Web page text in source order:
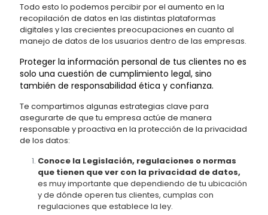
Todo esto lo podemos percibir por el aumento en la
recopilación de datos en las distintas plataformas
digitales y las crecientes preocupaciones en cuanto al
manejo de datos de los usuarios dentro de las empresas.
Proteger la información personal de tus clientes no es
solo una cuestión de cumplimiento legal, sino
también de responsabilidad ética y confianza.
Te compartimos algunas estrategias clave para
asegurarte de que tu empresa actúe de manera
responsable y proactiva en la protección de la privacidad
de los datos:
Conoce la Legislación, regulaciones o normas
que tienen que ver con la privacidad de datos,
es muy importante que dependiendo de tu ubicación
y de dónde operen tus clientes, cumplas con
regulaciones que establece la ley.